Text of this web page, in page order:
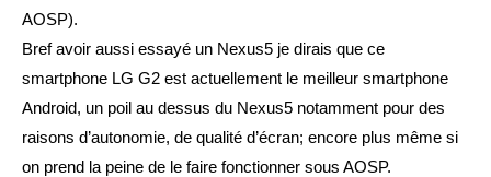
AOSP).
Bref avoir aussi essayé un Nexus5 je dirais que ce
smartphone LG G2 est actuellement le meilleur smartphone
Android, un poil au dessus du Nexus5 notamment pour des
raisons d’autonomie, de qualité d’écran; encore plus même si
on prend la peine de le faire fonctionner sous AOSP.